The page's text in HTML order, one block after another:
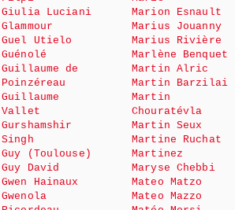
Giulia Luciani
Glammour
Guel Utielo
Guénolé
Guillaume de
Poinzéreau
Guillaume
Vallet
Gurshamshir
Singh
Guy (Toulouse)
Guy David
Gwen Hainaux
Gwenola
Marion Esnault
Marius Jouanny
Marius Rivière
Marlène Benquet
Martin Alric
Martin Barzilai
Martin
Chouratévla
Martin Seux
Martine Ruchat
Martinez
Maryse Chebbi
Mateo Matzo
Mateo Mazzo